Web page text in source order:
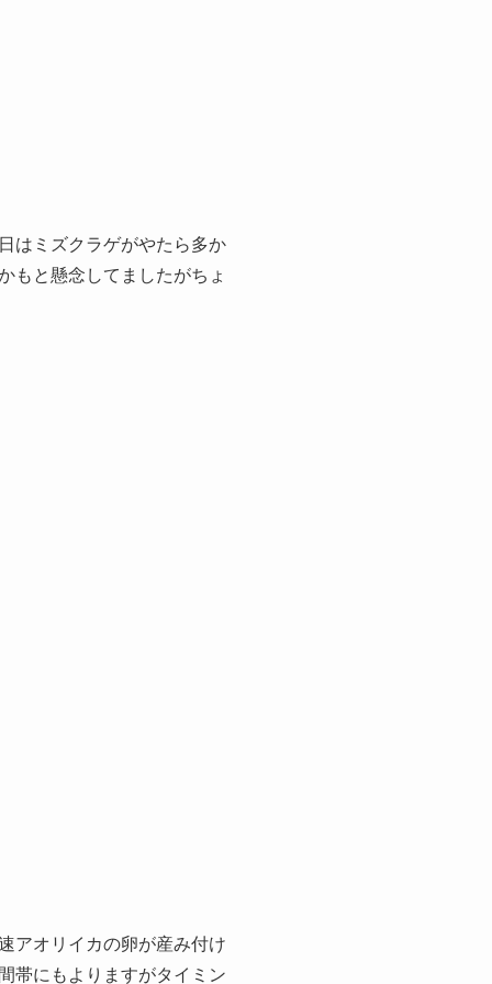
はミズクラゲがやたら多か
もと懸念してましたがちょ
アオリイカの卵が産み付け
帯にもよりますがタイミン